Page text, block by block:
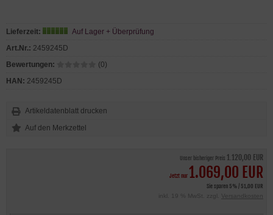
Unser bisheriger Preis 1.120,00 EUR
Jetzt nur1.069,00 EUR
Sie sparen 5% / 51,00 EUR
inkl. 19 % MwSt. zzgl.
Versandkosten
Lieferzeit:
Auf Lager + Überprüfung
Art.Nr.: 2459245D
Bewertungen:
(0)
HAN: 2459245D
Artikeldatenblatt drucken